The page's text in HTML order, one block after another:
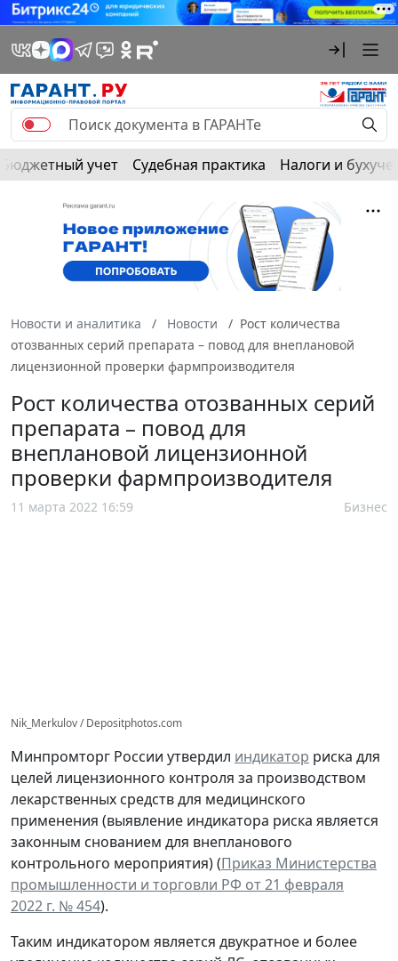
Бюджетный учет Судебная практика Налоги и
Новости и аналитика Новости
Рост количества
отозванных серий препарата – повод для внеплановой
лицензионной проверки фармпроизводителя
Рост количества отозванных серий
препарата – повод для
внеплановой лицензионной
проверки фармпроизводителя
11 марта 2022 16:59 Бизнес
Nik_Merkulov / Depositphotos.com
Минпромторг России утвердил индикатор риска для
целей лицензионного контроля за производством
лекарственных средств для медицинского
применения (выявление индикатора риска является
законным снованием для внепланового
контрольного мероприятия) (Приказ Министерства
промышленности и торговли РФ от 21 февраля
2022 г. № 454).
Таким индикатором является двукратное и более